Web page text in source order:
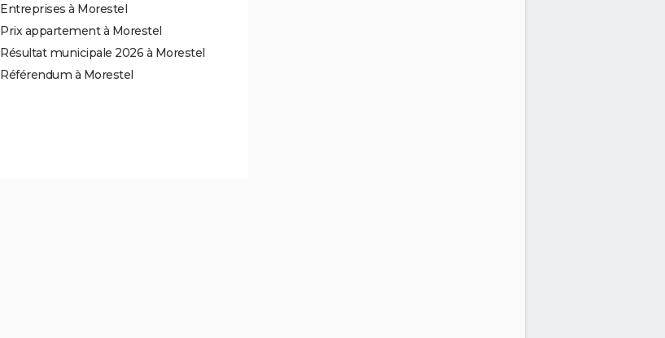
Entreprises à Morestel
Prix appartement à Morestel
Résultat municipale 2026 à Morestel
Référendum à Morestel